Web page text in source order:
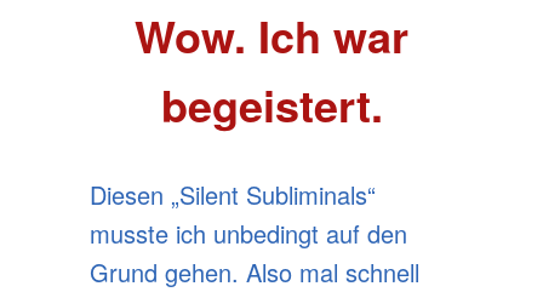
Wow. Ich war
begeistert.
Diesen „Silent Subliminals“
musste ich unbedingt auf den
Grund gehen. Also mal schnell